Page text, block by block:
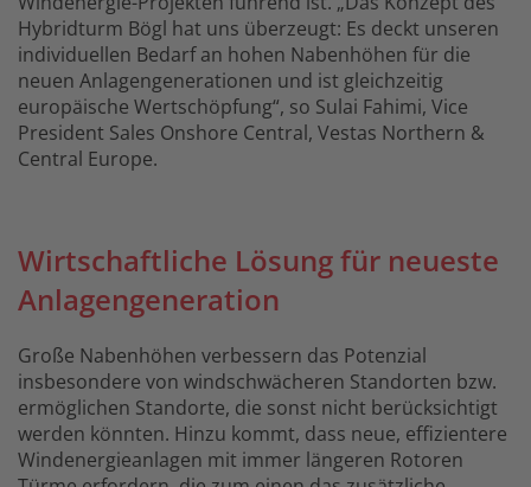
Hybridturm Bögl hat uns überzeugt: Es deckt unseren
individuellen Bedarf an hohen Nabenhöhen für die
neuen Anlagengenerationen und ist gleichzeitig
europäische Wertschöpfung“, so Sulai Fahimi, Vice
President Sales Onshore Central, Vestas Northern &
Central Europe.
Wirtschaftliche Lösung für neueste
Anlagengeneration
Große Nabenhöhen verbessern das Potenzial
insbesondere von windschwächeren Standorten bzw.
ermöglichen Standorte, die sonst nicht berücksichtigt
werden könnten. Hinzu kommt, dass neue, effizientere
Windenergieanlagen mit immer längeren Rotoren